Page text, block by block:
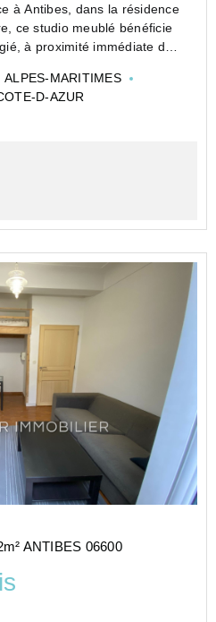
à Antibes, dans la résidence
ce studio meublé bénéficie
à proximité immédiate de
ALPES-MARITIMES
D-AZUR
ANTIBES 06600